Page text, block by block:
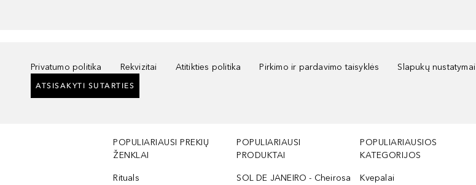
Privatumo politika Rekvizitai Atitikties politika Pirkimo ir pardavimo taisyklės Slapukų nustatymai
ATSISAKYTI SUTARTIES
POPULIARIAUSI PREKIŲ
ŽENKLAI
Rituals
POPULIARIAUSI
PRODUKTAI
SOL DE JANEIRO - Cheirosa
POPULIARIAUSIOS
KATEGORIJOS
Kvepalai